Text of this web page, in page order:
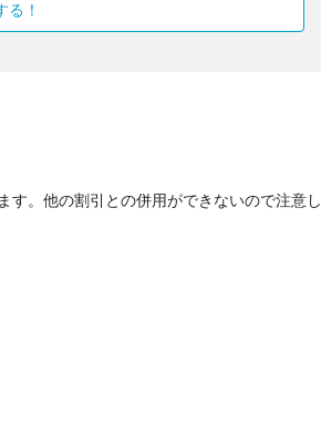
る！
す。他の割引との併用ができないので注意し